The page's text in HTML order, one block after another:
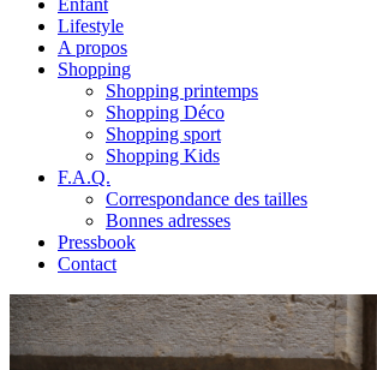
Enfant
Lifestyle
A propos
Shopping
Shopping printemps
Shopping Déco
Shopping sport
Shopping Kids
F.A.Q.
Correspondance des tailles
Bonnes adresses
Pressbook
Contact